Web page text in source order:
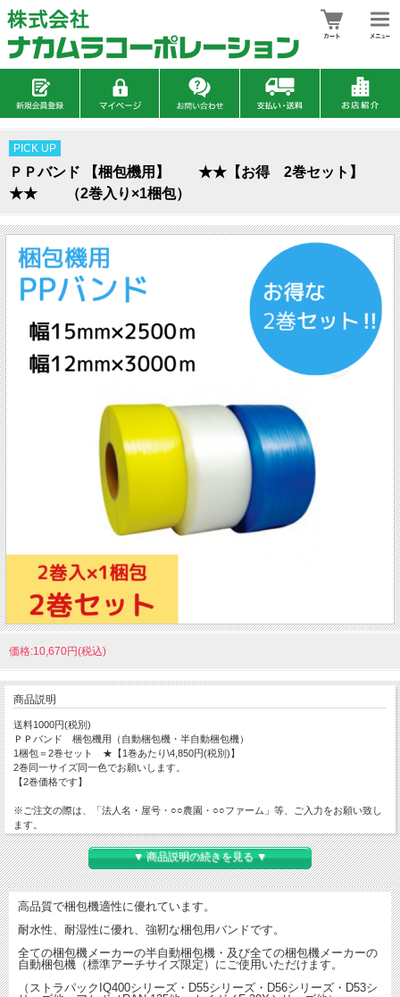
PICK UP
ＰＰバンド 【梱包機用】 ★★【お得 2巻セット】
★★ （2巻入り×1梱包）
価格:10,670円(税込)
商品説明
送料1000円(税別)
ＰＰバンド 梱包機用（自動梱包機・半自動梱包機）
1梱包＝2巻セット ★【1巻あたり\4,850円(税別)】
2巻同一サイズ同一色でお願いします。
【2巻価格です】
※ご注文の際は、「法人名・屋号・○○農園・○○ファーム」等、ご入力をお願い致し
ます。
▼ 商品説明の続きを見る ▼
高品質で梱包機適性に優れています。
耐水性、耐湿性に優れ、強靭な梱包用バンドです。
全ての梱包機メーカーの半自動梱包機・及び全ての梱包機メーカーの
自動梱包機（標準アーチサイズ限定）にご使用いただけます。
（ストラパックIQ400シリーズ・D55シリーズ・D56シリーズ・D53シ